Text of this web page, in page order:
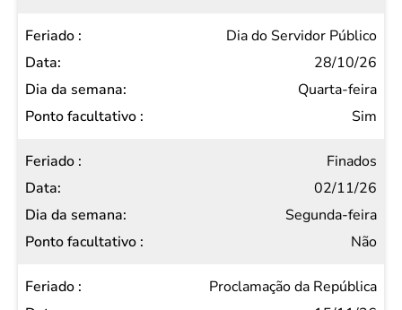
Dia do Servidor Público
28/10/26
Quarta-feira
Sim
Finados
02/11/26
Segunda-feira
Não
Proclamação da República